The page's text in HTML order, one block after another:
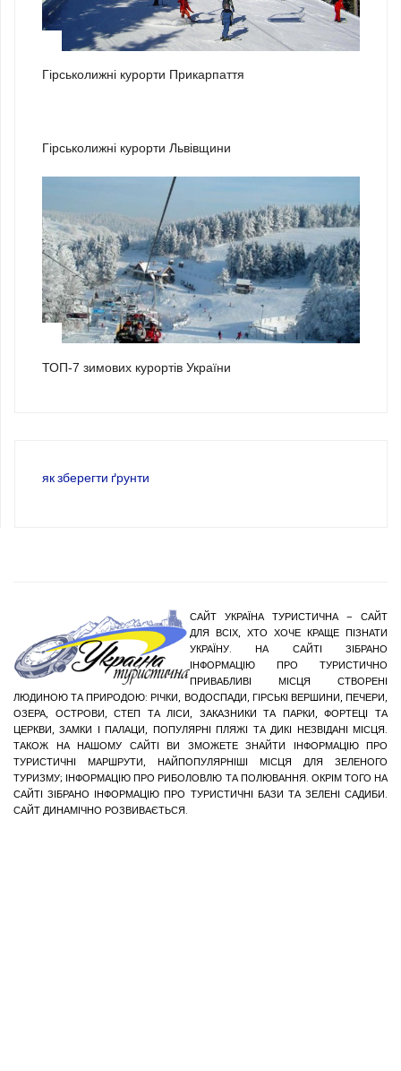
Гірськолижні курорти Прикарпаття
Гірськолижні курорти Львівщини
ТОП-7 зимових курортів України
як зберегти ґрунти
САЙТ УКРАЇНА ТУРИСТИЧНА – САЙТ
ДЛЯ ВСІХ, ХТО ХОЧЕ КРАЩЕ ПІЗНАТИ
УКРАЇНУ. НА САЙТІ ЗІБРАНО
ІНФОРМАЦІЮ ПРО ТУРИСТИЧНО
ПРИВАБЛИВІ МІСЦЯ СТВОРЕНІ
ЛЮДИНОЮ ТА ПРИРОДОЮ: РІЧКИ, ВОДОСПАДИ, ГІРСЬКІ ВЕРШИНИ, ПЕЧЕРИ,
ОЗЕРА, ОСТРОВИ, СТЕП ТА ЛІСИ, ЗАКАЗНИКИ ТА ПАРКИ, ФОРТЕЦІ ТА
ЦЕРКВИ, ЗАМКИ І ПАЛАЦИ, ПОПУЛЯРНІ ПЛЯЖІ ТА ДИКІ НЕЗВІДАНІ МІСЦЯ.
ТАКОЖ НА НАШОМУ САЙТІ ВИ ЗМОЖЕТЕ ЗНАЙТИ ІНФОРМАЦІЮ ПРО
ТУРИСТИЧНІ МАРШРУТИ, НАЙПОПУЛЯРНІШІ МІСЦЯ ДЛЯ ЗЕЛЕНОГО
ТУРИЗМУ; ІНФОРМАЦІЮ ПРО РИБОЛОВЛЮ ТА ПОЛЮВАННЯ. ОКРІМ ТОГО НА
САЙТІ ЗІБРАНО ІНФОРМАЦІЮ ПРО ТУРИСТИЧНІ БАЗИ ТА ЗЕЛЕНІ САДИБИ.
САЙТ ДИНАМІЧНО РОЗВИВАЄТЬСЯ.